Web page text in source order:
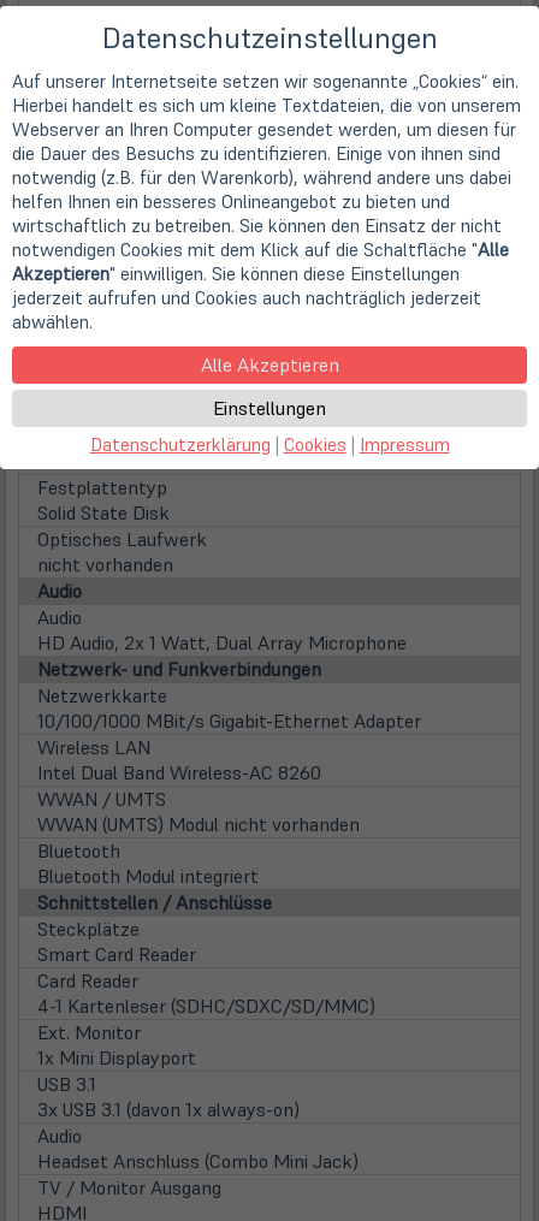
Displayoberfläche
Anti-Glare (matt)
Displaybeleuchtung
LED Hintergrundbeleuchtung
Touchscreen
nicht vorhanden
WebCam
Webcam
integrierte Low-Light HD Webcam
Hauptspeicher
inst. Speicher
8 GB DDR4 (1x 8 GB)
16 GB DDR4 (1 Steckplatz)
Festplatten / Laufwerke
1. Festplatte
256GB SSD
Festplattentyp
Solid State Disk
Optisches Laufwerk
nicht vorhanden
Audio
Audio
HD Audio, 2x 1 Watt, Dual Array Microphone
Netzwerk- und Funkverbindungen
Netzwerkkarte
10/100/1000 MBit/s Gigabit-Ethernet Adapter
Wireless LAN
Intel Dual Band Wireless-AC 8260
WWAN / UMTS
WWAN (UMTS) Modul nicht vorhanden
Bluetooth
Bluetooth Modul integriert
Schnittstellen / Anschlüsse
Steckplätze
Smart Card Reader
Card Reader
4-1 Kartenleser (SDHC/SDXC/SD/MMC)
Ext. Monitor
1x Mini Displayport
USB 3.1
3x USB 3.1 (davon 1x always-on)
Audio
Headset Anschluss (Combo Mini Jack)
TV / Monitor Ausgang
HDMI
Datenschutzeinstellungen
Auf unserer Internetseite setzen wir sogenannte „Cookies“ ein.
Hierbei handelt es sich um kleine Textdateien, die von unserem
Webserver an Ihren Computer gesendet werden, um diesen für
die Dauer des Besuchs zu identifizieren. Einige von ihnen sind
notwendig (z.B. für den Warenkorb), während andere uns dabei
helfen Ihnen ein besseres Onlineangebot zu bieten und
wirtschaftlich zu betreiben. Sie können den Einsatz der nicht
notwendigen Cookies mit dem Klick auf die Schaltfläche "Alle
Akzeptieren" einwilligen. Sie können diese Einstellungen
jederzeit aufrufen und Cookies auch nachträglich jederzeit
abwählen.
Alle Akzeptieren
Einstellungen
Datenschutzerklärung | Cookies | Impressum